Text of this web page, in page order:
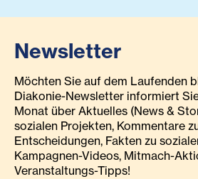
Newsletter
Möchten Sie auf dem Laufenden
Diakonie-Newsletter informiert
Monat über Aktuelles (News &
sozialen Projekten, Kommentare
Entscheidungen, Fakten zu
Kampagnen-Videos, Mitmach-
Veranstaltungs-Tipps!